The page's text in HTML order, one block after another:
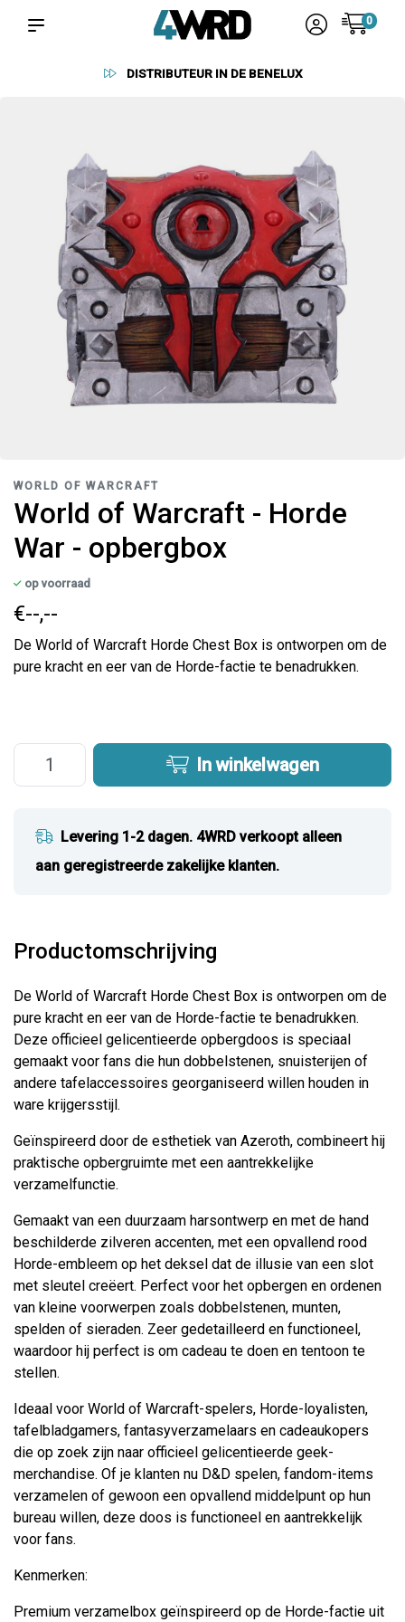
0
BETROUWBARE LEVERANCIERS
WORLD OF WARCRAFT
World of Warcraft - Horde
War - opbergbox
op voorraad
€--,--
De World of Warcraft Horde Chest Box is ontworpen om de
pure kracht en eer van de Horde-factie te benadrukken.
In winkelwagen
Levering 1-2 dagen. 4WRD verkoopt alleen
aan geregistreerde zakelijke klanten.
Productomschrijving
De World of Warcraft Horde Chest Box is ontworpen om de
pure kracht en eer van de Horde-factie te benadrukken.
Deze officieel gelicentieerde opbergdoos is speciaal
gemaakt voor fans die hun dobbelstenen, snuisterijen of
andere tafelaccessoires georganiseerd willen houden in
ware krijgersstijl.
Geïnspireerd door de esthetiek van Azeroth, combineert hij
praktische opbergruimte met een aantrekkelijke
verzamelfunctie.
Gemaakt van een duurzaam harsontwerp en met de hand
beschilderde zilveren accenten, met een opvallend rood
Horde-embleem op het deksel dat de illusie van een slot
met sleutel creëert. Perfect voor het opbergen en ordenen
van kleine voorwerpen zoals dobbelstenen, munten,
spelden of sieraden. Zeer gedetailleerd en functioneel,
waardoor hij perfect is om cadeau te doen en tentoon te
stellen.
Ideaal voor World of Warcraft-spelers, Horde-loyalisten,
tafelbladgamers, fantasyverzamelaars en cadeaukopers
die op zoek zijn naar officieel gelicentieerde geek-
merchandise. Of je klanten nu D&D spelen, fandom-items
verzamelen of gewoon een opvallend middelpunt op hun
bureau willen, deze doos is functioneel en aantrekkelijk
voor fans.
Kenmerken:
Premium verzamelbox geïnspireerd op de Horde-factie uit